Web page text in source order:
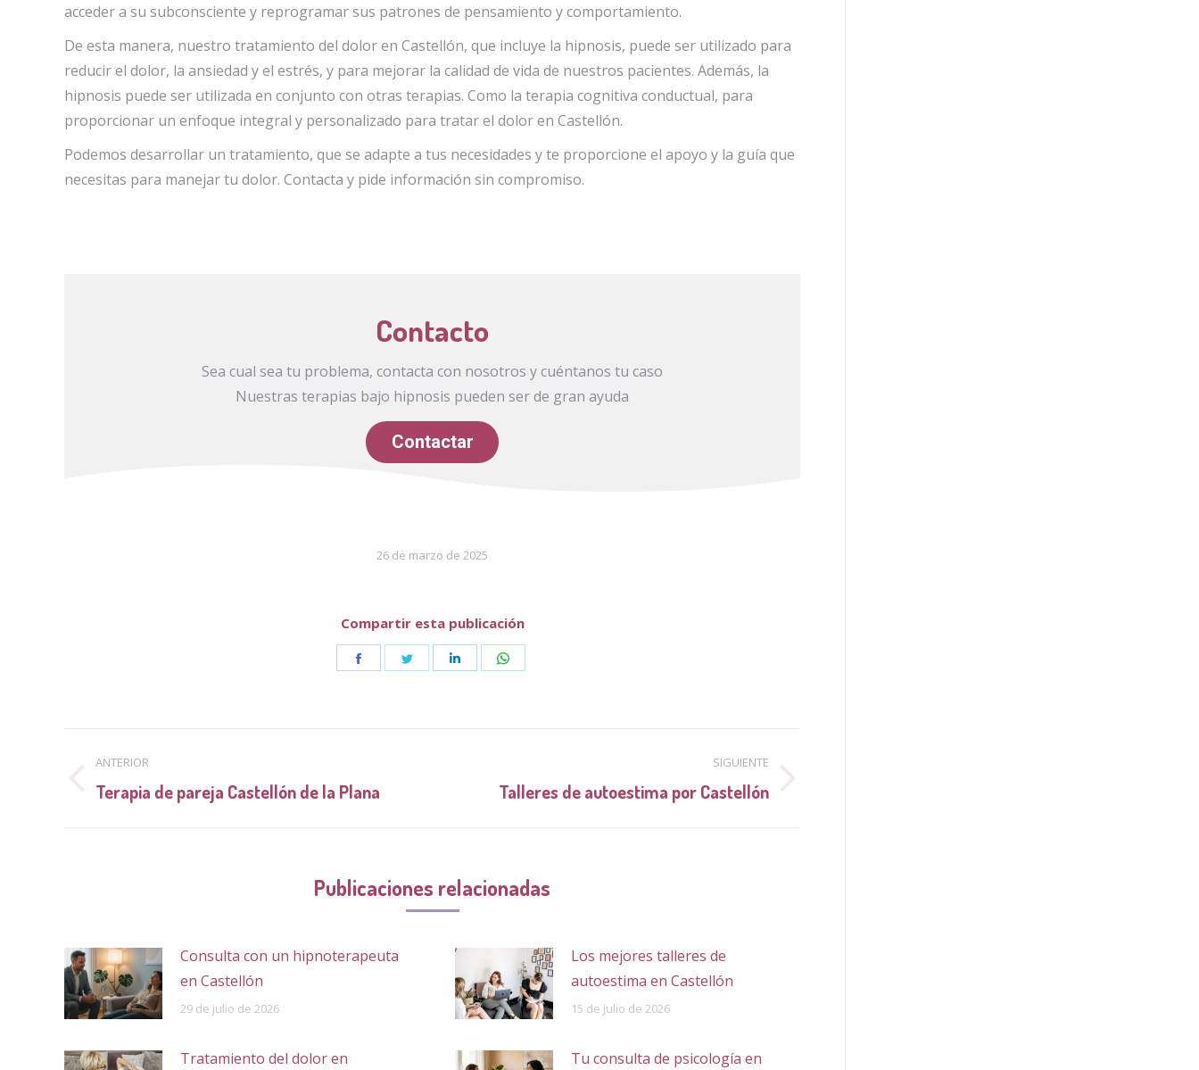
acceder a su subconsciente y reprogramar sus patrones de pensamiento y comportamiento.
De esta manera, nuestro tratamiento del dolor en Castellón, que incluye la hipnosis, puede ser utilizado para
reducir el dolor, la ansiedad y el estrés, y para mejorar la calidad de vida de nuestros pacientes. Además, la
hipnosis puede ser utilizada en conjunto con otras terapias. Como la terapia cognitiva conductual, para
proporcionar un enfoque integral y personalizado para tratar el dolor en Castellón.
Podemos desarrollar un tratamiento, que se adapte a tus necesidades y te proporcione el apoyo y la guía que
necesitas para manejar tu dolor. Contacta y pide información sin compromiso.
Contacto
Sea cual sea tu problema, contacta con nosotros y cuéntanos tu caso
Nuestras terapias bajo hipnosis pueden ser de gran ayuda
Contactar
26 de marzo de 2025
Compartir esta publicación
Share Share
Share Share
entre
ANTERIOR
Publicación
Terapia de pareja Castellón de la Plana
SIGUIENTE
PublicaciónTalleres de autoestima por Castellón
Publicaciones relacionadas
Consulta con un hipnoterapeuta
en Castellón
29 de julio de 2026
Los mejores talleres de
autoestima en Castellón
15 de julio de 2026
Tratamiento del dolor en Tu consulta de psicología en